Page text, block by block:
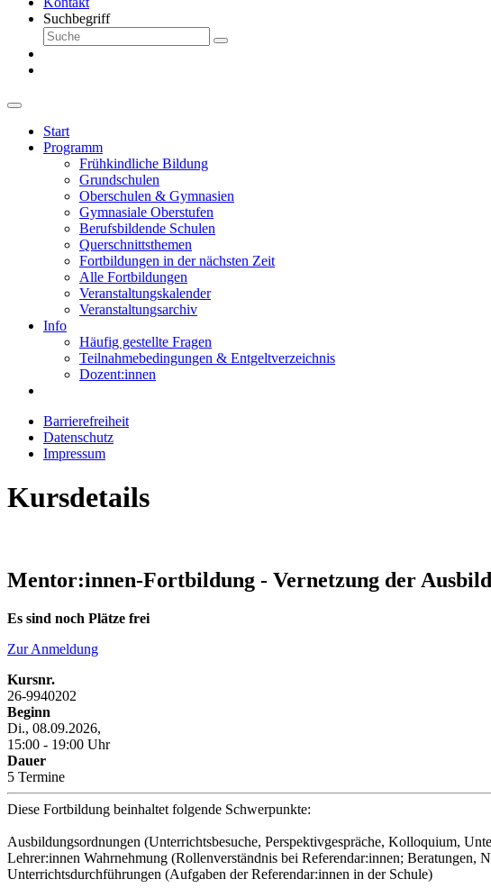
Suchbegriff
Start
Programm
Frühkindliche Bildung
Grundschulen
Oberschulen & Gymnasien
Gymnasiale Oberstufen
Berufsbildende Schulen
Querschnittsthemen
Fortbildungen in der nächsten Zeit
Alle Fortbildungen
Veranstaltungskalender
Veranstaltungsarchiv
Info
Häufig gestellte Fragen
Teilnahmebedingungen & Entgeltverzeichnis
Dozent:innen
Barrierefreiheit
Datenschutz
Impressum
Kursdetails
Mentor:innen-Fortbildung - Vernetzung der
Es sind noch Plätze frei
Zur Anmeldung
Kursnr.
26-9940202
Beginn
Di., 08.09.2026,
15:00 - 19:00 Uhr
Dauer
5 Termine
Diese Fortbildung beinhaltet folgende Schwerpunkte:
Ausbildungsordnungen (Unterrichtsbesuche, Perspektivgespräche, Kolloquium,
Lehrer:innen Wahrnehmung (Rollenverständnis bei Referendar:innen; Beratungen,
Unterrichtsdurchführungen (Aufgaben der Referendar:innen in der Schule)